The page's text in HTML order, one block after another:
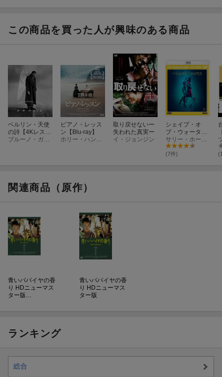
この商品を買った人が興味のある商品
ベルリン・天使
の詩【4Kレスト
ア版】【Blu-ra
ピアノ・レッス
ン【Blu-ray】
取り戻せないー
失われた真実ー
イ・ジョンジン
シェイプ・オ
ブ・ウォーター
オリジナル無修
正版【Blu-ray】
(7件)
関連商品（原作）
青いパパイヤの香
り HDニューマス
ター版…
青いパパイヤの香
り HDニューマス
ター版
ランキング
総合